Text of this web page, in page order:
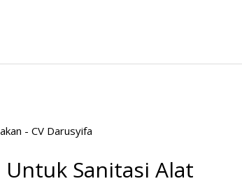
Sanitasi Alat